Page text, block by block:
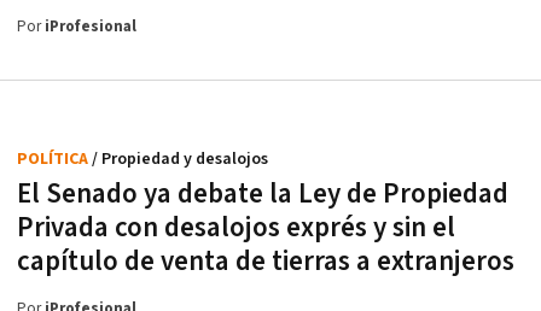
PoriProfesional
El Senado ya debate la Ley de Propiedad
Privada con desalojos exprés y sin el
capítulo de venta de tierras a extranjeros
POLÍTICA/ Propiedad y desalojos